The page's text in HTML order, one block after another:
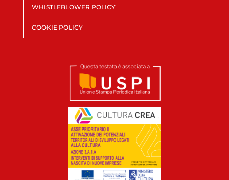
WHISTLEBLOWER POLICY
COOKIE POLICY